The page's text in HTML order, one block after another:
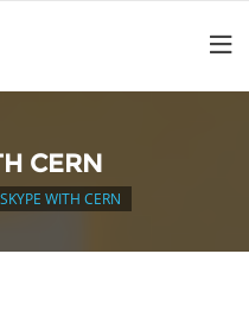
CERN
SKYPE WITH CERN